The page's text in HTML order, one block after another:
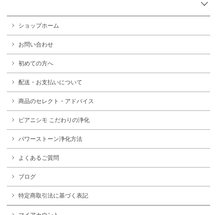
ショップホーム
お問い合わせ
初めての方へ
配送・お支払いについて
商品のセレクト・アドバイス
ピアニシモ こだわりの浄化
パワーストーン浄化方法
よくあるご質問
ブログ
特定商取引法に基づく表記